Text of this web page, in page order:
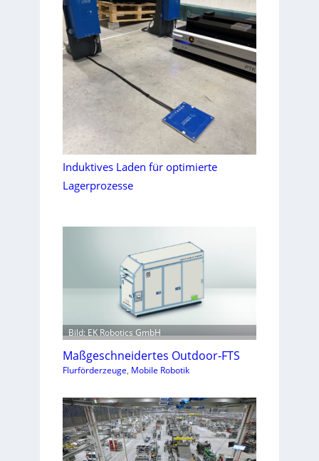
Induktives Laden für optimierte
Lagerprozesse
Bild: EK Robotics GmbH
Maßgeschneidertes Outdoor-FTS
Flurförderzeuge, Mobile Robotik